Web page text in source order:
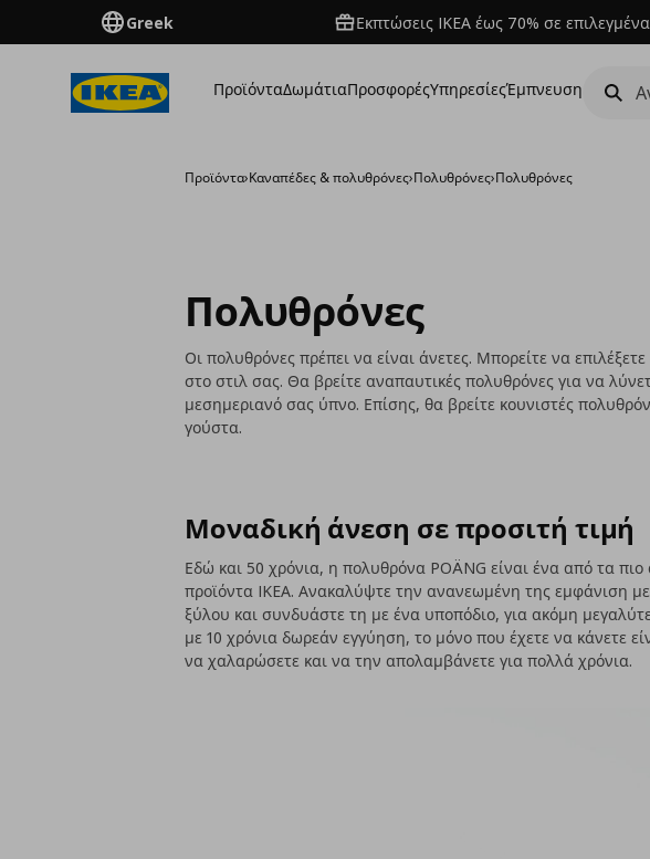
Greek Εκπτώσεις IKEA έως 70% σε
ΠροϊόνταΔωμάτιαΠροσφορέςΥπηρεσίεςΈμπνευση
Προϊόντα›Καναπέδες & πολυθρόνες›Πολυθρόνες›Πολυθρόνες
Πολυθρόνες
Οι πολυθρόνες πρέπει να είναι άνετες. Μπορείτε να
στο στιλ σας. Θα βρείτε αναπαυτικές πολυθρόνες για να
μεσημεριανό σας ύπνο. Επίσης, θα βρείτε κουνιστές
γούστα.
Μοναδική άνεση σε προσιτή τιμή
Εδώ και 50 χρόνια, η πολυθρόνα POÄNG είναι ένα από τα
προϊόντα IKEA. Ανακαλύψτε την ανανεωμένη της εμφάνιση με
ξύλου και συνδυάστε τη με ένα υποπόδιο, για ακόμη
με 10 χρόνια δωρεάν εγγύηση, το μόνο που έχετε να κάνετε
να χαλαρώσετε και να την απολαμβάνετε για πολλά χρόνια.